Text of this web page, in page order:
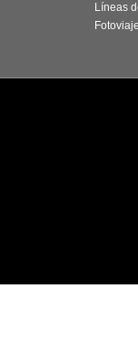
Líneas